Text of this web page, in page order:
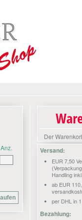
Anz.
Der
Versand:
EUR 7,50
Handling
ab EUR
per DHL in
Bezahlung: